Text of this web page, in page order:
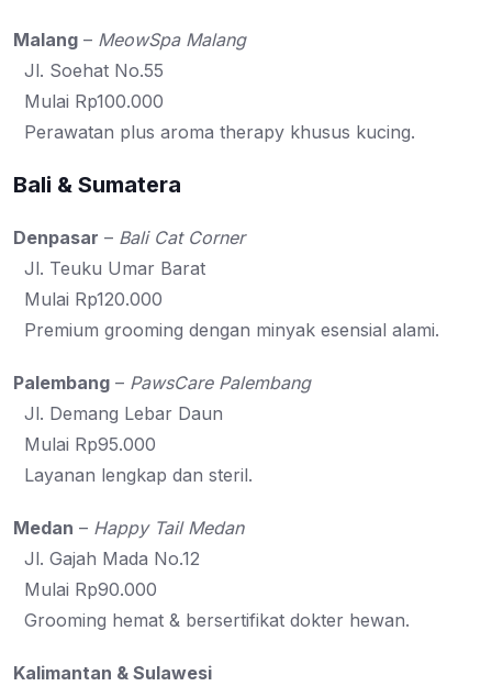
Malang – MeowSpa Malang
Jl. Soehat No.55
Mulai Rp100.000
Perawatan plus aroma therapy khusus kucing.
Bali & Sumatera
Denpasar – Bali Cat Corner
Jl. Teuku Umar Barat
Mulai Rp120.000
Premium grooming dengan minyak esensial alami.
Palembang – PawsCare Palembang
Jl. Demang Lebar Daun
Mulai Rp95.000
Layanan lengkap dan steril.
Medan – Happy Tail Medan
Jl. Gajah Mada No.12
Mulai Rp90.000
Grooming hemat & bersertifikat dokter hewan.
Kalimantan & Sulawesi